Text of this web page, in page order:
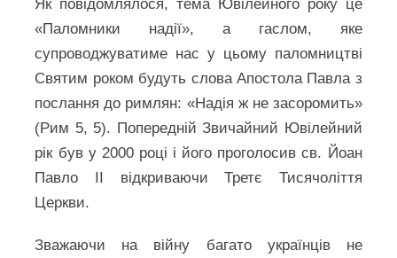
Як повідомлялося, тема Ювілейного року це
«Паломники надії», а гаслом, яке
супроводжуватиме нас у цьому паломництві
Святим роком будуть слова Апостола Павла з
послання до римлян: «Надія ж не засоромить»
(Рим 5, 5). Попередній Звичайний Ювілейний
рік був у 2000 році і його проголосив св. Йоан
Павло ІІ відкриваючи Третє Тисячоліття
Церкви.
Зважаючи на війну багато українців не